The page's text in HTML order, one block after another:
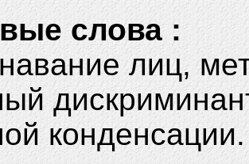
слова :
лиц,
конденсации.